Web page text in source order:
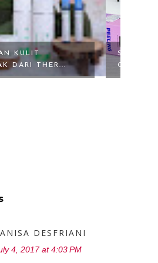
PEELING SO
SCARLE...
PHOTO
ZAP
DESFRIANI
4, 2017 at 4:03 PM